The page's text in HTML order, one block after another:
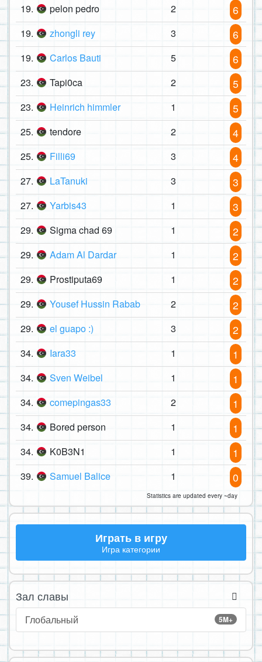
19. pelon pedro 2 6
19. zhongli rey 3 6
19. Carlos Bauti 5 6
23. Tapi0ca 2 5
23. Heinrich himmler 1 5
25. tendore 2 4
25. Filli69 3 4
27. LaTanuki 3 3
27. Yarbis43 1 3
29. Sigma chad 69 1 2
29. Adam Al Dardar 1 2
29. Prostiputa69 1 2
29. Yousef Hussin Rabab 2 2
29. el guapo :) 3 2
34. Iara33 1 1
34. Sven Weibel 1 1
34. comepingas33 2 1
34. Bored person 1 1
34. K0B3N1 1 1
39. Samuel Balice 1 0
Statistics are updated every ~day
Играть в игру
Игра категории
Зал славы
5M+
Глобальный